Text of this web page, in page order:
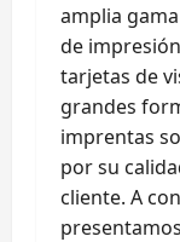
amplia
de
tarjetas de
grandes
imprentas
por su
cliente. A